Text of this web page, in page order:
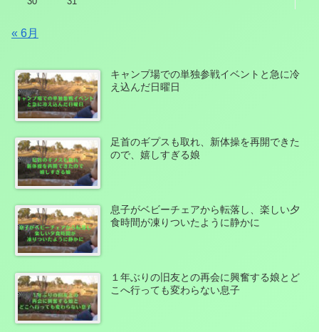
« 6月
キャンプ場での単独参戦イベントと急に冷
え込んだ日曜日
足首のギプスも取れ、新体操を再開できた
ので、嬉しすぎる娘
息子がベビーチェアから転落し、楽しい夕
食時間が凍りついたように静かに
１年ぶりの旧友との再会に興奮する娘とど
こへ行っても変わらない息子